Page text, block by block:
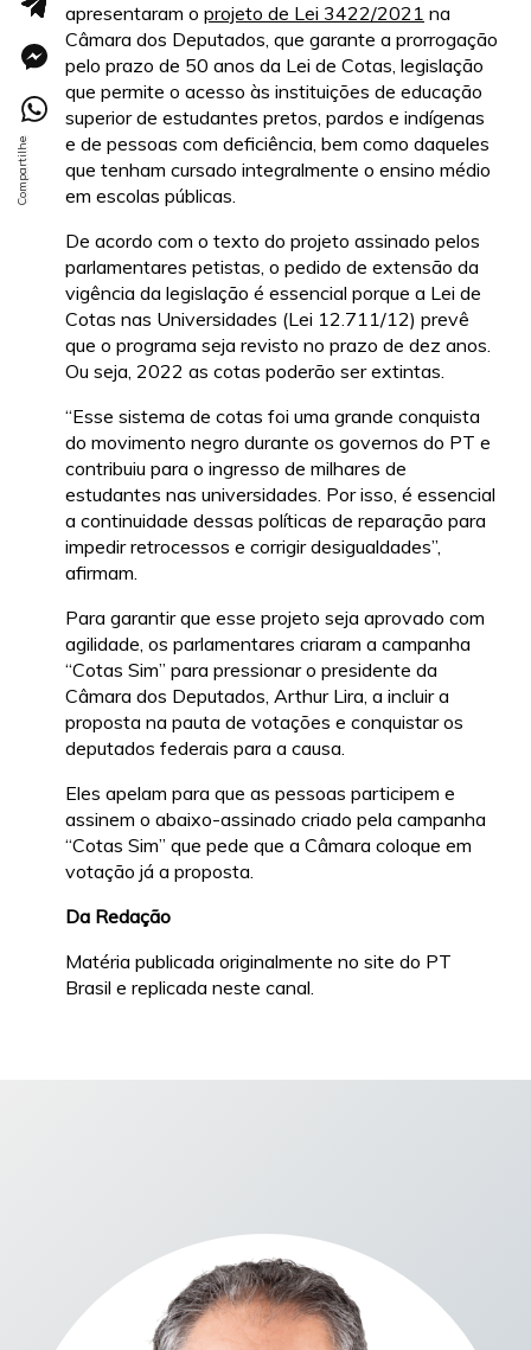
apresentaram o projeto de Lei 3422/2021 na
Câmara dos Deputados, que garante a prorrogação
pelo prazo de 50 anos da Lei de Cotas, legislação
que permite o acesso às instituições de educação
superior de estudantes pretos, pardos e indígenas
e de pessoas com deficiência, bem como daqueles
que tenham cursado integralmente o ensino médio
em escolas públicas.
De acordo com o texto do projeto assinado pelos
parlamentares petistas, o pedido de extensão da
vigência da legislação é essencial porque a Lei de
Cotas nas Universidades (Lei 12.711/12) prevê
que o programa seja revisto no prazo de dez anos.
Ou seja, 2022 as cotas poderão ser extintas.
“Esse sistema de cotas foi uma grande conquista
do movimento negro durante os governos do PT e
contribuiu para o ingresso de milhares de
estudantes nas universidades. Por isso, é essencial
a continuidade dessas políticas de reparação para
impedir retrocessos e corrigir desigualdades”,
afirmam.
Para garantir que esse projeto seja aprovado com
agilidade, os parlamentares criaram a campanha
“Cotas Sim” para pressionar o presidente da
Câmara dos Deputados, Arthur Lira, a incluir a
proposta na pauta de votações e conquistar os
deputados federais para a causa.
Eles apelam para que as pessoas participem e
assinem o abaixo-assinado criado pela campanha
“Cotas Sim” que pede que a Câmara coloque em
votação já a proposta.
Da Redação
Matéria publicada originalmente no site do PT
Brasil e replicada neste canal.